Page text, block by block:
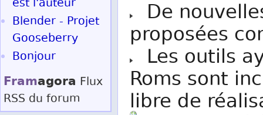
De
proposées
Les outils
Roms sont
libre de
est l'auteur
Blender - Projet
Gooseberry
Bonjour
Framagora Flux
RSS du forum